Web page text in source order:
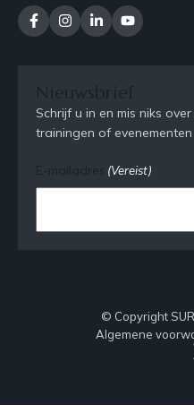
Schrijf u in en mis niks
trainingen of evenementen
(Vereist)
© Copyright
Algemene